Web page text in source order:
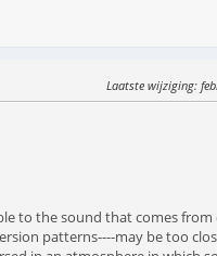
Laatste wijziging:
to the sound that comes from
patterns----may be too